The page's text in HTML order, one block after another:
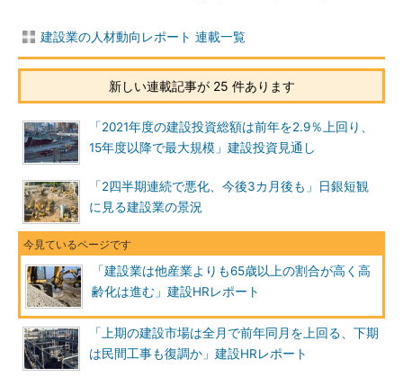
建設業の人材動向レポート 連載一覧
新しい連載記事が 25 件あります
「2021年度の建設投資総額は前年を2.9％上回り、
15年度以降で最大規模」建設投資見通し
「2四半期連続で悪化、今後3カ月後も」日銀短観
に見る建設業の景況
「建設業は他産業よりも65歳以上の割合が高く高
齢化は進む」建設HRレポート
「上期の建設市場は全月で前年同月を上回る、下期
は民間工事も復調か」建設HRレポート